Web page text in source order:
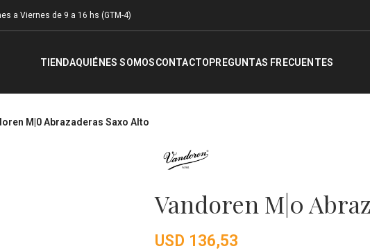
a Viernes de 9 a 16 hs (GTM-4)
TIENDAQUIÉNES SOMOSCONTACTOPREGUNTAS FRECUENTES
M|0 Abrazaderas Saxo Alto
Vandoren M|0
USD 136,53